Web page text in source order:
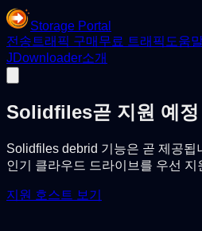
Storage Portal
전송 트래픽 구매 무료 트래픽 도움
JDownloader소개
Solidfiles곧 지원 예정
Solidfiles debrid 기능은 곧 제공됩
인기 클라우드 드라이브를 우선 지
지원 호스트 보기